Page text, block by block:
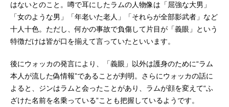
はないとのこと。噂で耳にしたラムの人物像は「屈強な大男」
「女のような男」「年老いた老人」「それらが全部影武者」など
十人十色。ただし、何かの事故で負傷して片目が「義眼」という
特徴だけは皆が口を揃えて言っていたといいます。
後にウォッカの発言により、「義眼」以外は護身のために“ラム
本人が流した偽情報”であることが判明。さらにウォッカの話に
よると、ジンはラムと会ったことがあり、ラムが顔を変えて“ふ
ざけた名前を名乗っている”ことも把握しているようです。